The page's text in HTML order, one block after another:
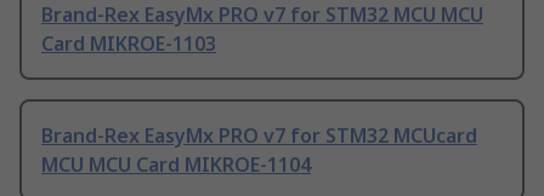
Brand-Rex EasyMx PRO v7 for STM32 MCU MCU
Card MIKROE-1103
Brand-Rex EasyMx PRO v7 for STM32 MCUcard
MCU MCU Card MIKROE-1104